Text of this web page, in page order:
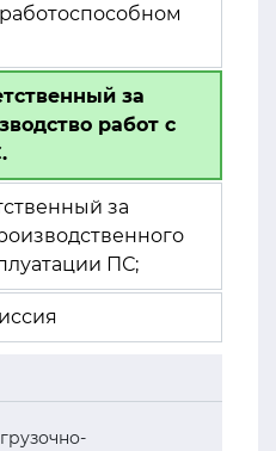
за
работ с
за
ПС;